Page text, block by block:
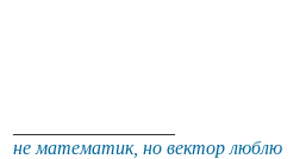
не математик, но вектор люблю